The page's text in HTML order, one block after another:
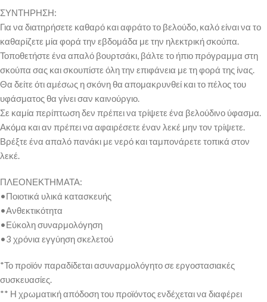
ΣΥΝΤΗΡΗΣΗ:
Για να διατηρήσετε καθαρό και αφράτο το βελούδο, καλό είναι να το
καθαρίζετε μία φορά την εβδομάδα με την ηλεκτρική σκούπα.
Τοποθετήστε ένα απαλό βουρτσάκι, βάλτε το ήπιο πρόγραμμα στη
σκούπα σας και σκουπίστε όλη την επιφάνεια με τη φορά της ίνας.
Θα δείτε ότι αμέσως η σκόνη θα απομακρυνθεί και το πέλος του
υφάσματος θα γίνει σαν καινούργιο.
Σε καμία περίπτωση δεν πρέπει να τρίψετε ένα βελούδινο ύφασμα.
Ακόμα και αν πρέπει να αφαιρέσετε έναν λεκέ μην τον τρίψετε.
Βρέξτε ένα απαλό πανάκι με νερό και ταμπονάρετε τοπικά στον
λεκέ.
ΠΛΕΟΝΕΚΤΗΜΑΤΑ:
•Ποιοτικά υλικά κατασκευής
•Ανθεκτικότητα
•Εύκολη συναρμολόγηση
•3 χρόνια εγγύηση σκελετού
*Το προϊόν παραδίδεται ασυναρμολόγητο σε εργοστασιακές
συσκευασίες.
** Η χρωματική απόδοση του προϊόντος ενδέχεται να διαφέρει